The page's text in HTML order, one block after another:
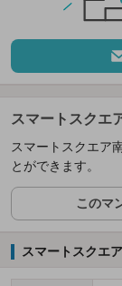
スマートスクエ
スマートスクエア
とができます。
このマ
スマートスクエ